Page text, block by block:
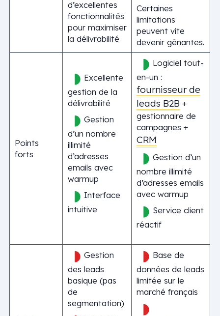
d’excellentes
fonctionnalités
pour maximiser
la délivrabilité
Certaines
limitations
peuvent vite
devenir gênantes.
Points
forts
Excellente
gestion de la
délivrabilité
Gestion
d’un nombre
illimité
d’adresses
emails avec
warmup
Interface
intuitive
Logiciel tout-
en-un :
fournisseur de
leads B2B+
gestionnaire de
campagnes +
CRM
Gestion d’un
nombre illimité
d’adresses emails
avec warmup
Service client
réactif
Gestion
des leads
basique (pas
de
segmentation)
Base de
données de leads
limitée sur le
marché français